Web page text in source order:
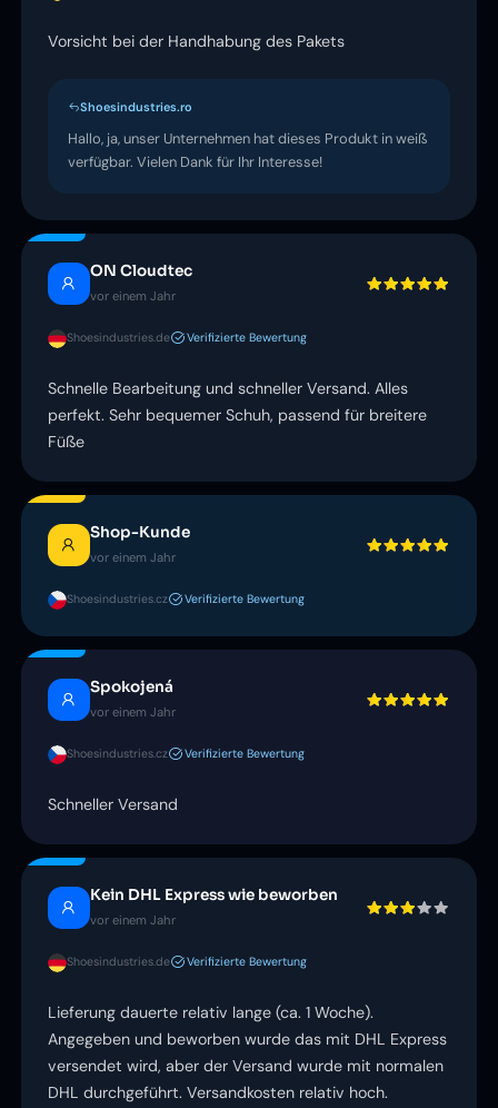
Vorsicht bei der Handhabung des Pakets
Shoesindustries.ro
Hallo, ja, unser Unternehmen hat dieses Produkt in weiß
verfügbar. Vielen Dank für Ihr Interesse!
ON Cloudtec
vor einem Jahr
Shoesindustries.de Verifizierte Bewertung
Schnelle Bearbeitung und schneller Versand. Alles
perfekt. Sehr bequemer Schuh, passend für breitere
Füße
Shop-Kunde
vor einem Jahr
Shoesindustries.cz Verifizierte Bewertung
Spokojená
vor einem Jahr
Shoesindustries.cz Verifizierte Bewertung
Schneller Versand
Kein DHL Express wie beworben
vor einem Jahr
Shoesindustries.de Verifizierte Bewertung
Lieferung dauerte relativ lange (ca. 1 Woche).
Angegeben und beworben wurde das mit DHL Express
versendet wird, aber der Versand wurde mit normalen
DHL durchgeführt. Versandkosten relativ hoch.